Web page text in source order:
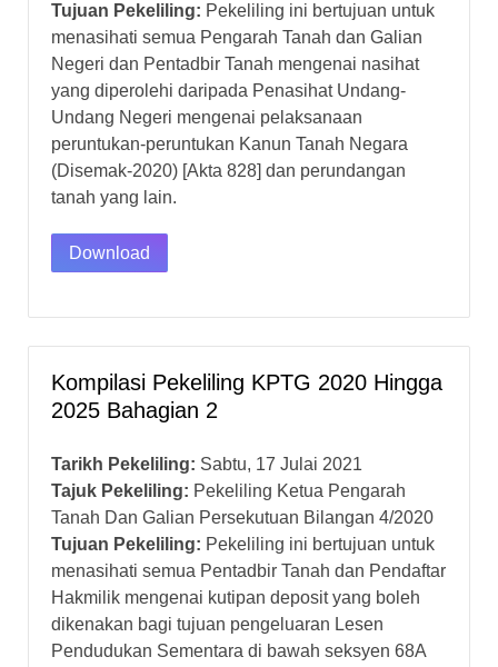
Tujuan Pekeliling: Pekeliling ini bertujuan untuk
menasihati semua Pengarah Tanah dan Galian
Negeri dan Pentadbir Tanah mengenai nasihat
yang diperolehi daripada Penasihat Undang-
Undang Negeri mengenai pelaksanaan
peruntukan-peruntukan Kanun Tanah Negara
(Disemak-2020) [Akta 828] dan perundangan
tanah yang lain.
Download
Kompilasi Pekeliling KPTG 2020 Hingga
2025 Bahagian 2
Tarikh Pekeliling: Sabtu, 17 Julai 2021
Tajuk Pekeliling: Pekeliling Ketua Pengarah
Tanah Dan Galian Persekutuan Bilangan 4/2020
Tujuan Pekeliling: Pekeliling ini bertujuan untuk
menasihati semua Pentadbir Tanah dan Pendaftar
Hakmilik mengenai kutipan deposit yang boleh
dikenakan bagi tujuan pengeluaran Lesen
Pendudukan Sementara di bawah seksyen 68A